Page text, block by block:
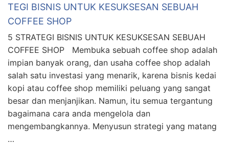
TEGI BISNIS UNTUK KESUKSESAN SEBUAH
COFFEE SHOP
5 STRATEGI BISNIS UNTUK KESUKSESAN SEBUAH
COFFEE SHOP Membuka sebuah coffee shop adalah
impian banyak orang, dan usaha coffee shop adalah
salah satu investasi yang menarik, karena bisnis kedai
kopi atau coffee shop memiliki peluang yang sangat
besar dan menjanjikan. Namun, itu semua tergantung
bagaimana cara anda mengelola dan
mengembangkannya. Menyusun strategi yang matang
…